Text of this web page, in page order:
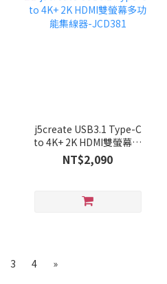
j5create USB3.1 Type-C
to 4K+ 2K HDMI雙螢幕多
功能集線器-JCD381
NT$2,090
3 4 »